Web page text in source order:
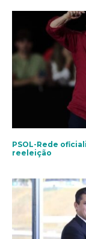
PSOL-Rede
reeleição